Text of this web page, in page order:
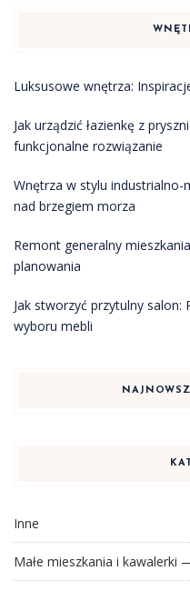
Luksusowe wnętrza:
Jak urządzić łazienkę z
funkcjonalne rozwiązanie
Wnętrza w stylu industrialno-
nad brzegiem morza
Remont generalny
planowania
Jak stworzyć przytulny
wyboru mebli
Inne
Małe mieszkania i kawalerki